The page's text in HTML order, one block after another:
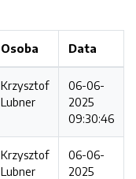
Osoba Data
Krzysztof
Lubner
06-06-
2025
09:30:46
Krzysztof
Lubner
06-06-
2025